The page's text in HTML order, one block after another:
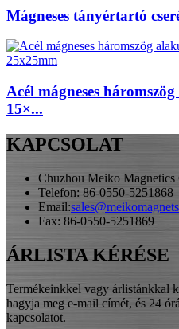
Mágneses tányértartó
Acél mágneses
15×...
KAPCSOLAT
Chuzhou Meiko Magnetics
Telefon: 86-0550-5251868
Email:
Fax: 86-0550-5251869
ÁRLISTA KÉRÉSE
Termékeinkkel vagy árlistánkkal
hagyja meg e-mail címét, és 24
kapcsolatot.